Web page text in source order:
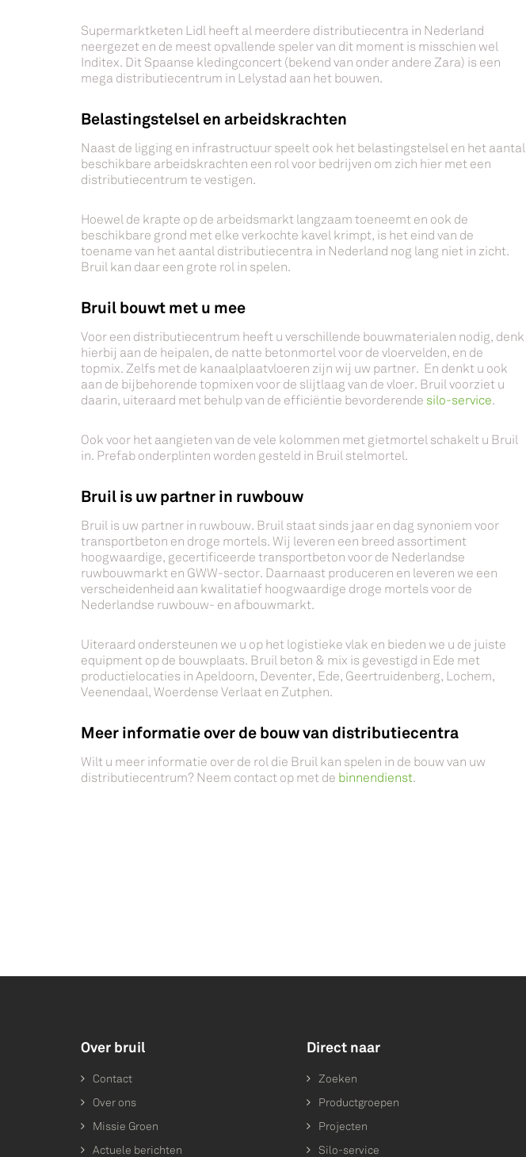
Supermarktketen Lidl heeft al meerdere distributiecentra in Nederland
neergezet en de meest opvallende speler van dit moment is misschien wel
Inditex. Dit Spaanse kledingconcert (bekend van onder andere Zara) is een
mega distributiecentrum in Lelystad aan het bouwen.
Belastingstelsel en arbeidskrachten
Naast de ligging en infrastructuur speelt ook het belastingstelsel en het aantal
beschikbare arbeidskrachten een rol voor bedrijven om zich hier met een
distributiecentrum te vestigen.
Hoewel de krapte op de arbeidsmarkt langzaam toeneemt en ook de
beschikbare grond met elke verkochte kavel krimpt, is het eind van de
toename van het aantal distributiecentra in Nederland nog lang niet in zicht.
Bruil kan daar een grote rol in spelen.
Bruil bouwt met u mee
Voor een distributiecentrum heeft u verschillende bouwmaterialen nodig, denk
hierbij aan de heipalen, de natte betonmortel voor de vloervelden, en de
topmix. Zelfs met de kanaalplaatvloeren zijn wij uw partner. En denkt u ook
aan de bijbehorende topmixen voor de slijtlaag van de vloer. Bruil voorziet u
daarin, uiteraard met behulp van de efficiëntie bevorderende silo-service.
Ook voor het aangieten van de vele kolommen met gietmortel schakelt u Bruil
in. Prefab onderplinten worden gesteld in Bruil stelmortel.
Bruil is uw partner in ruwbouw
Bruil is uw partner in ruwbouw. Bruil staat sinds jaar en dag synoniem voor
transportbeton en droge mortels. Wij leveren een breed assortiment
hoogwaardige, gecertificeerde transportbeton voor de Nederlandse
ruwbouwmarkt en GWW-sector. Daarnaast produceren en leveren we een
verscheidenheid aan kwalitatief hoogwaardige droge mortels voor de
Nederlandse ruwbouw- en afbouwmarkt.
Uiteraard ondersteunen we u op het logistieke vlak en bieden we u de juiste
equipment op de bouwplaats. Bruil beton & mix is gevestigd in Ede met
productielocaties in Apeldoorn, Deventer, Ede, Geertruidenberg, Lochem,
Veenendaal, Woerdense Verlaat en Zutphen.
Meer informatie over de bouw van distributiecentra
Wilt u meer informatie over de rol die Bruil kan spelen in de bouw van uw
distributiecentrum? Neem contact op met de binnendienst.
Over bruil
Contact
Over ons
Missie Groen
Actuele berichten
Direct naar
Zoeken
Productgroepen
Projecten
Silo-service